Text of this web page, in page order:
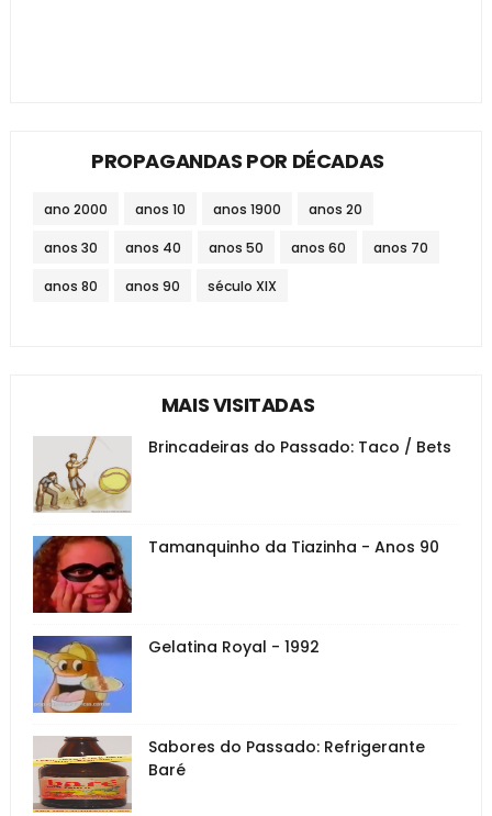
PROPAGANDAS POR DÉCADAS
ano 2000 anos 10 anos 1900 anos 20
anos 30 anos 40 anos 50 anos 60 anos 70
anos 80 anos 90 século XIX
MAIS VISITADAS
Brincadeiras do Passado: Taco / Bets
Tamanquinho da Tiazinha - Anos 90
Gelatina Royal - 1992
Sabores do Passado: Refrigerante
Baré